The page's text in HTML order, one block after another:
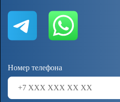
Номер телефона